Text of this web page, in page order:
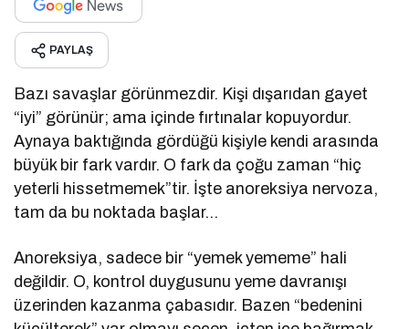
PAYLAŞ
Bazı savaşlar görünmezdir. Kişi dışarıdan gayet
“iyi” görünür; ama içinde fırtınalar kopuyordur.
Aynaya baktığında gördüğü kişiyle kendi arasında
büyük bir fark vardır. O fark da çoğu zaman “hiç
yeterli hissetmemek”tir. İşte anoreksiya nervoza,
tam da bu noktada başlar…
Anoreksiya, sadece bir “yemek yememe” hali
değildir. O, kontrol duygusunu yeme davranışı
üzerinden kazanma çabasıdır. Bazen “bedenini